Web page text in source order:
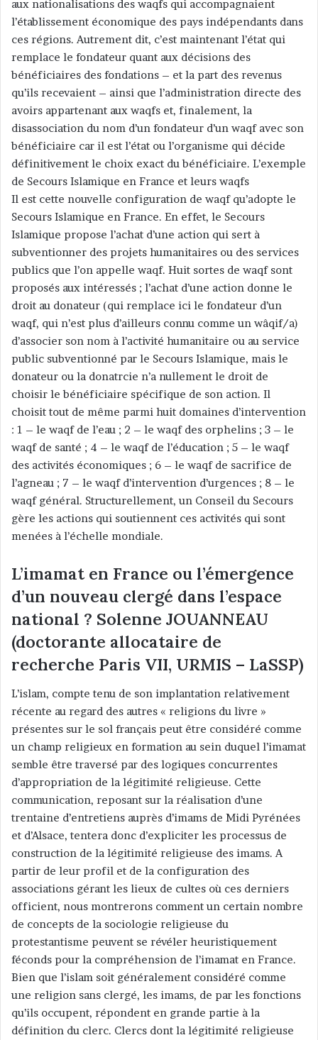
aux nationalisations des waqfs qui accompagnaient
l’établissement économique des pays indépendants dans
ces régions. Autrement dit, c’est maintenant l’état qui
remplace le fondateur quant aux décisions des
bénéficiaires des fondations – et la part des revenus
qu’ils recevaient – ainsi que l’administration directe des
avoirs appartenant aux waqfs et, finalement, la
disassociation du nom d’un fondateur d’un waqf avec son
bénéficiaire car il est l’état ou l’organisme qui décide
définitivement le choix exact du bénéficiaire. L’exemple
de Secours Islamique en France et leurs waqfs
Il est cette nouvelle configuration de waqf qu’adopte le
Secours Islamique en France. En effet, le Secours
Islamique propose l’achat d’une action qui sert à
subventionner des projets humanitaires ou des services
publics que l’on appelle waqf. Huit sortes de waqf sont
proposés aux intéressés ; l’achat d’une action donne le
droit au donateur (qui remplace ici le fondateur d’un
waqf, qui n’est plus d’ailleurs connu comme un wâqif/a)
d’associer son nom à l’activité humanitaire ou au service
public subventionné par le Secours Islamique, mais le
donateur ou la donatrcie n’a nullement le droit de
choisir le bénéficiaire spécifique de son action. Il
choisit tout de même parmi huit domaines d’intervention
: 1 – le waqf de l’eau ; 2 – le waqf des orphelins ; 3 – le
waqf de santé ; 4 – le waqf de l’éducation ; 5 – le waqf
des activités économiques ; 6 – le waqf de sacrifice de
l’agneau ; 7 – le waqf d’intervention d’urgences ; 8 – le
waqf général. Structurellement, un Conseil du Secours
gère les actions qui soutiennent ces activités qui sont
menées à l’échelle mondiale.
L’imamat en France ou l’émergence
d’un nouveau clergé dans l’espace
national ? Solenne JOUANNEAU
(doctorante allocataire de
recherche Paris VII, URMIS – LaSSP)
L’islam, compte tenu de son implantation relativement
récente au regard des autres « religions du livre »
présentes sur le sol français peut être considéré comme
un champ religieux en formation au sein duquel l’imamat
semble être traversé par des logiques concurrentes
d’appropriation de la légitimité religieuse. Cette
communication, reposant sur la réalisation d’une
trentaine d’entretiens auprès d’imams de Midi Pyrénées
et d’Alsace, tentera donc d’expliciter les processus de
construction de la légitimité religieuse des imams. A
partir de leur profil et de la configuration des
associations gérant les lieux de cultes où ces derniers
officient, nous montrerons comment un certain nombre
de concepts de la sociologie religieuse du
protestantisme peuvent se révéler heuristiquement
féconds pour la compréhension de l’imamat en France.
Bien que l’islam soit généralement considéré comme
une religion sans clergé, les imams, de par les fonctions
qu’ils occupent, répondent en grande partie à la
définition du clerc. Clercs dont la légitimité religieuse